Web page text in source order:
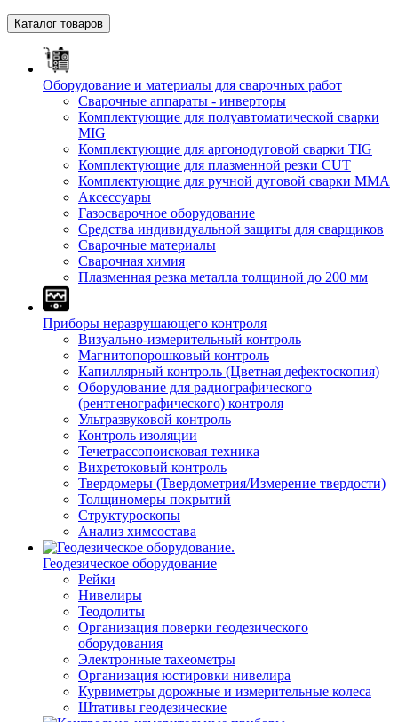
Каталог товаров
Оборудование и материалы для сварочных работ
Сварочные аппараты - инверторы
Комплектующие для полуавтоматической сварки
MIG
Комплектующие для аргонодуговой сварки TIG
Комплектующие для плазменной резки CUT
Комплектующие для ручной дуговой сварки MMA
Аксессуары
Газосварочное оборудование
Средства индивидуальной защиты для сварщиков
Сварочные материалы
Сварочная химия
Плазменная резка металла толщиной до 200 мм
Приборы неразрушающего контроля
Визуально-измерительный контроль
Магнитопорошковый контроль
Капиллярный контроль (Цветная дефектоскопия)
Оборудование для радиографического
(рентгенографического) контроля
Ультразвуковой контроль
Контроль изоляции
Течетрассопоисковая техника
Вихретоковый контроль
Твердомеры (Твердометрия/Измерение твердости)
Толщиномеры покрытий
Структуроскопы
Анализ химсостава
Геодезическое оборудование
Рейки
Нивелиры
Теодолиты
Организация поверки геодезического
оборудования
Электронные тахеометры
Организация юстировки нивелира
Курвиметры дорожные и измерительные колеса
Штативы геодезические